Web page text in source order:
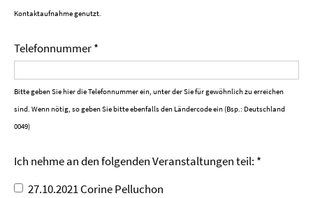
Kontaktaufnahme genutzt.
Telefonnummer *
Bitte geben Sie hier die Telefonnummer ein, unter der Sie für gewöhnlich zu erreichen
sind. Wenn nötig, so geben Sie bitte ebenfalls den Ländercode ein (Bsp.: Deutschland
0049)
Ich nehme an den folgenden Veranstaltungen teil: *
27.10.2021 Corine Pelluchon